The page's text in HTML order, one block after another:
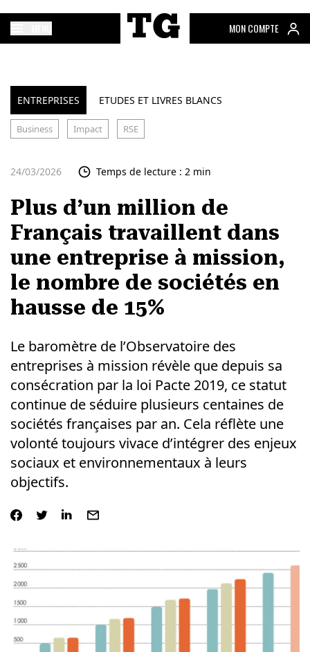
MON COMPTE
ENTREPRISES ETUDES ET LIVRES BLANCS
Business Impact RSE
24/03/2026 Temps de lecture : 2 min
Plus d’un million de
Français travaillent dans
une entreprise à mission,
le nombre de sociétés en
hausse de 15%
Le baromètre de l’Observatoire des
entreprises à mission révèle que depuis sa
consécration par la loi Pacte 2019, ce statut
continue de séduire plusieurs centaines de
sociétés françaises par an. Cela réflète une
volonté toujours vivace d’intégrer des enjeux
sociaux et environnementaux à leurs
objectifs.